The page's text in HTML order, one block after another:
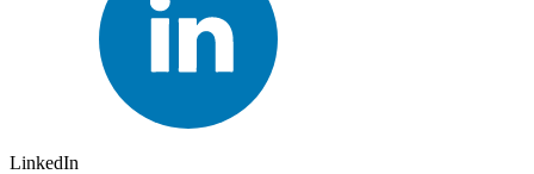
LinkedIn